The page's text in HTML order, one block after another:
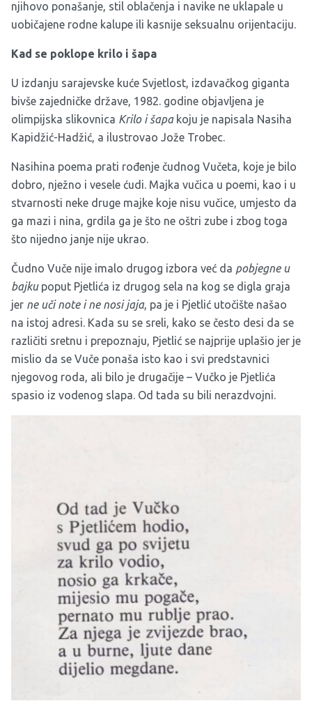
njihovo ponašanje, stil oblačenja i navike ne uklapale u
uobičajene rodne kalupe ili kasnije seksualnu orijentaciju.
Kad se poklope krilo i šapa
U izdanju sarajevske kuće Svjetlost, izdavačkog giganta
bivše zajedničke države, 1982. godine objavljena je
olimpijska slikovnica Krilo i šapakoju je napisala Nasiha
Kapidžić-Hadžić, a ilustrovao Jože Trobec.
Nasihina poema prati rođenje čudnog Vučeta, koje je bilo
dobro, nježno i vesele ćudi. Majka vučica u poemi, kao i u
stvarnosti neke druge majke koje nisu vučice, umjesto da
ga mazi i nina, grdila ga je što ne oštri zube i zbog toga
što nijedno janje nije ukrao.
Čudno Vuče nije imalo drugog izbora već da pobjegne u
bajkupoput Pjetlića iz drugog sela na kog se digla graja
jer ne uči note i ne nosi jaja, pa je i Pjetlić utočište našao
na istoj adresi. Kada su se sreli, kako se često desi da se
različiti sretnu i prepoznaju, Pjetlić se najprije uplašio jer je
mislio da se Vuče ponaša isto kao i svi predstavnici
njegovog roda, ali bilo je drugačije – Vučko je Pjetlića
spasio iz vodenog slapa. Od tada su bili nerazdvojni.